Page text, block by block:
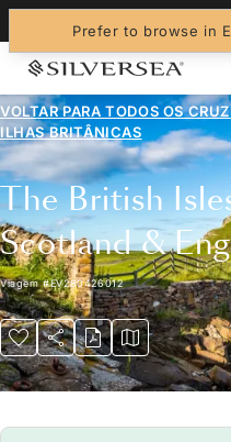
Prefer to browse in
VOLTAR PARA TODOS OS
ILHAS BRITÂNICAS
The British
Scotland &
Viagem#EV280426012